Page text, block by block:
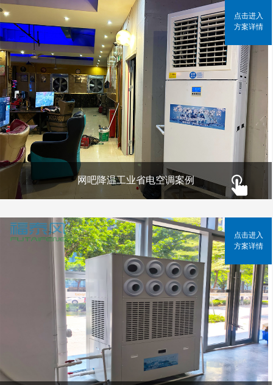
网吧降温工业省电空调案例
点击进入
方案详情
点击进入
方案详情